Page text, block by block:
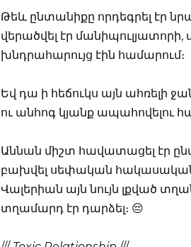
Թեև ընտանիքը որդեգրել էր
վերածվել էր մանիպուլյատորի,
խնդրահարույց էին համարում։
Եվ դա ի հեճուկս այն ահռելի
ու անհոգ կյանք ապահովելու
Աննան միշտ հավատացել էր
բախվել սեփական հակասական
Վալերիան այն նույն լքված
տղամարդ էր դարձել։ 😔